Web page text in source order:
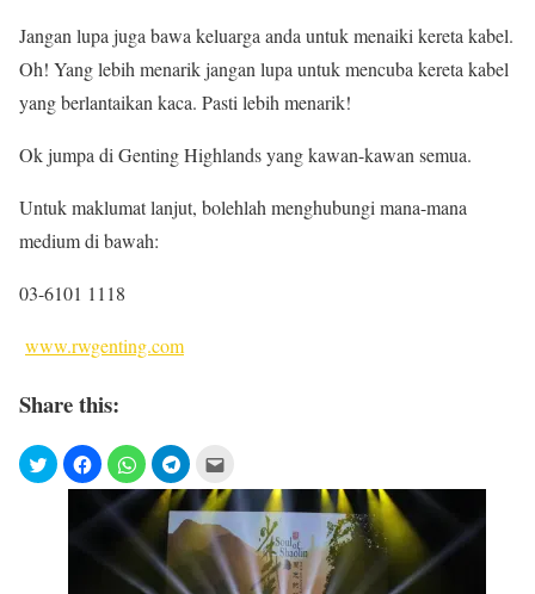
Jangan lupa juga bawa keluarga anda untuk menaiki kereta kabel.
Oh! Yang lebih menarik jangan lupa untuk mencuba kereta kabel
yang berlantaikan kaca. Pasti lebih menarik!
Ok jumpa di Genting Highlands yang kawan-kawan semua.
Untuk maklumat lanjut, bolehlah menghubungi mana-mana
medium di bawah:
03-6101 1118
www.rwgenting.com
Share this: